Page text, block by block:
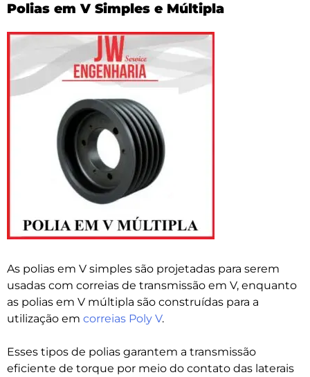
Polias em V Simples e Múltipla
As polias em V simples são projetadas para serem
usadas com correias de transmissão em V, enquanto
as polias em V múltipla são construídas para a
utilização em correias Poly V.
Esses tipos de polias garantem a transmissão
eficiente de torque por meio do contato das laterais